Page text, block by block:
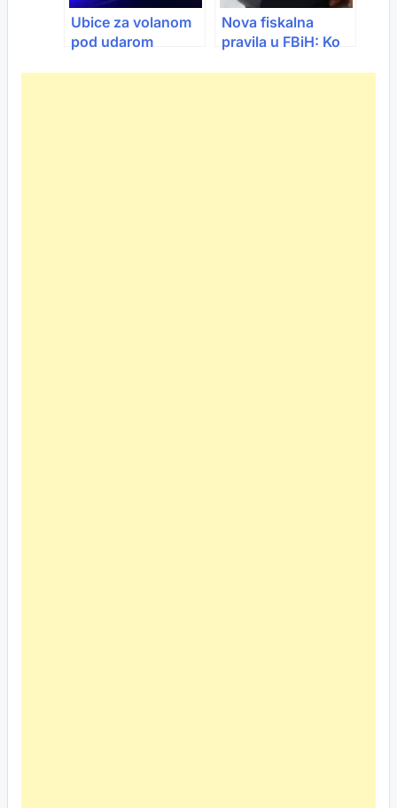
Ubice za volanom
pod udarom
Nova fiskalna
pravila u FBiH: Ko